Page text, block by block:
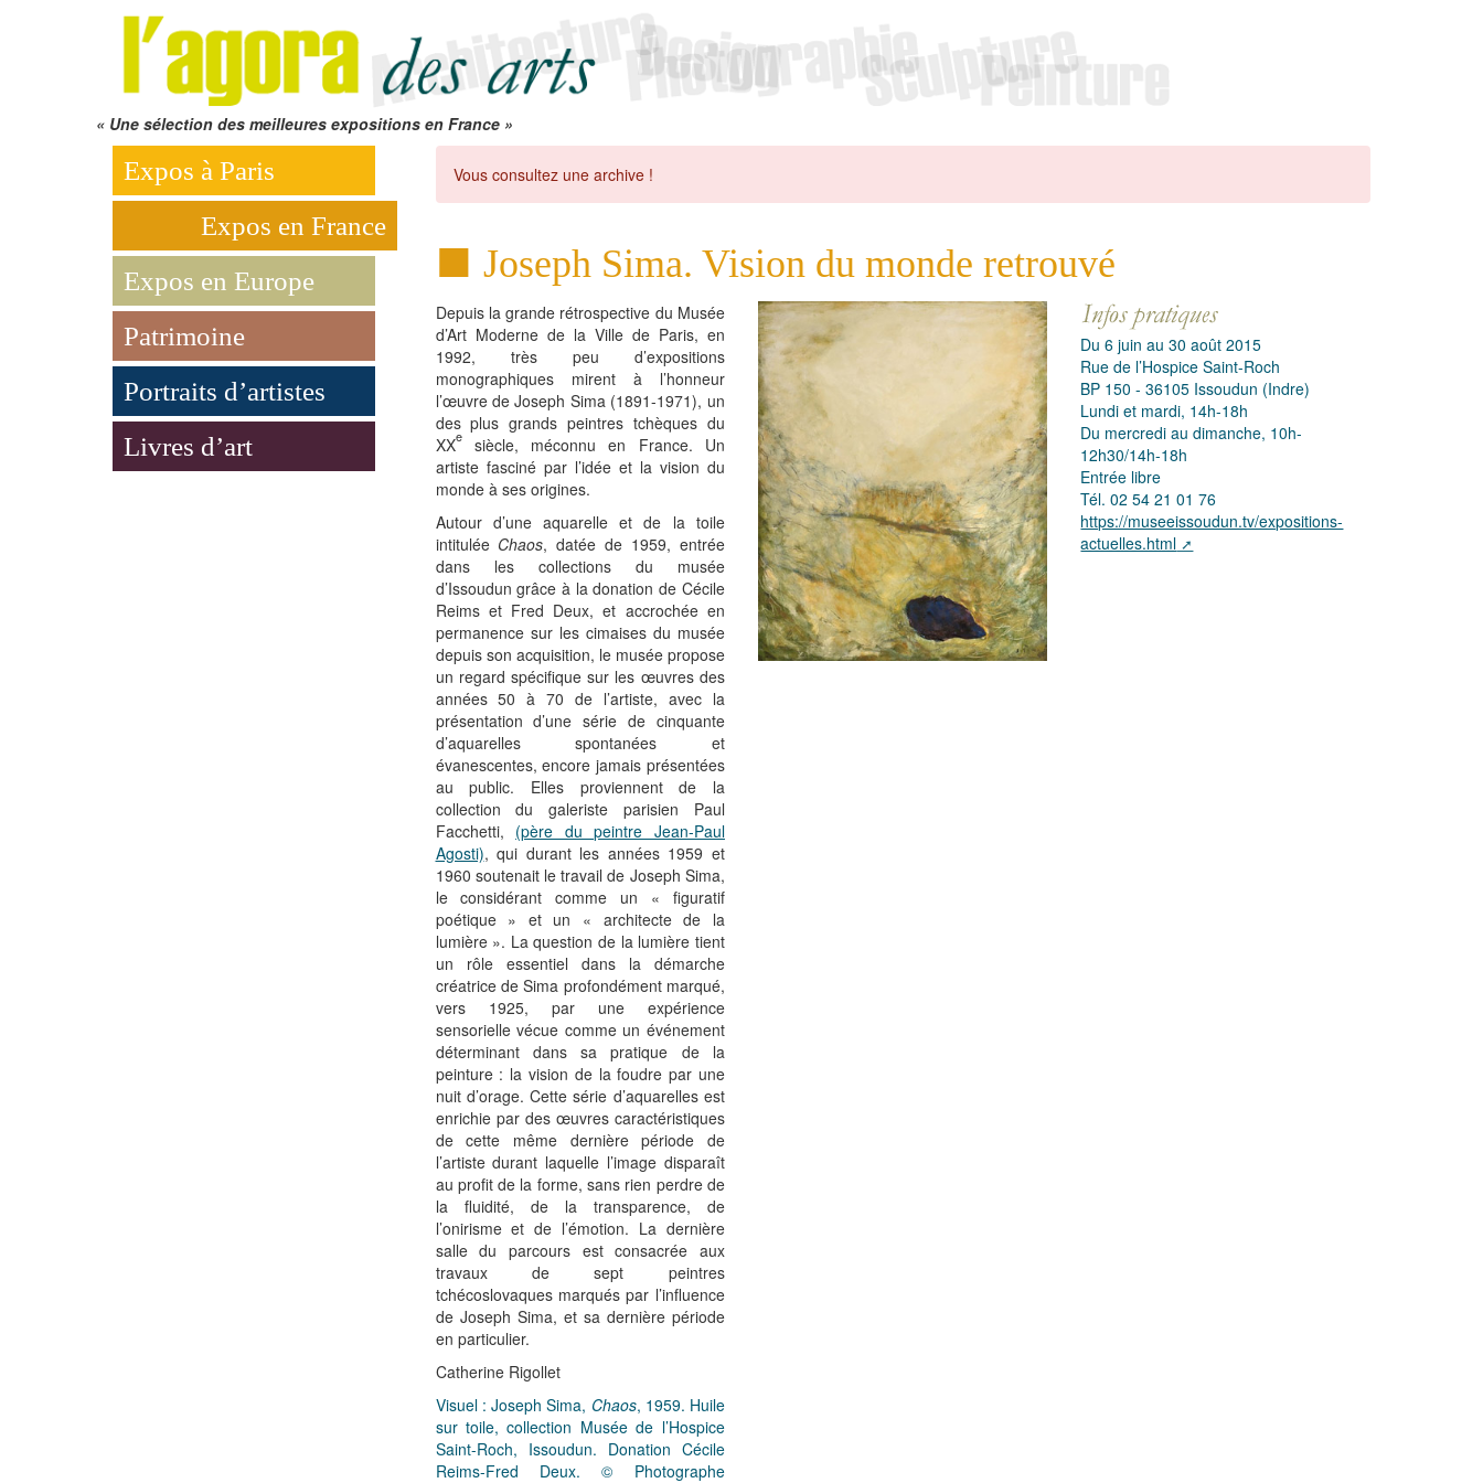
« Une sélection des meilleures expositions en France »
Expos à Paris
Expos en France
Expos en Europe
Patrimoine
Portraits d’artistes
Livres d’art
Vous consultez une archive !
Joseph Sima. Vision du monde retrouvé
Depuis la grande rétrospective du Musée
d’Art Moderne de la Ville de Paris, en
1992, très peu d’expositions
monographiques mirent à l’honneur
l’œuvre de Joseph Sima (1891-1971), un
des plus grands peintres tchèques du
XXesiècle, méconnu en France. Un
artiste fasciné par l’idée et la vision du
monde à ses origines.
Autour d’une aquarelle et de la toile
intitulée Chaos, datée de 1959, entrée
dans les collections du musée
d’Issoudun grâce à la donation de Cécile
Reims et Fred Deux, et accrochée en
permanence sur les cimaises du musée
depuis son acquisition, le musée propose
un regard spécifique sur les œuvres des
années 50 à 70 de l’artiste, avec la
présentation d’une série de cinquante
d’aquarelles spontanées et
évanescentes, encore jamais présentées
au public. Elles proviennent de la
collection du galeriste parisien Paul
Facchetti, (père du peintre Jean-Paul
Agosti), qui durant les années 1959 et
1960 soutenait le travail de Joseph Sima,
le considérant comme un « figuratif
poétique » et un « architecte de la
lumière ». La question de la lumière tient
un rôle essentiel dans la démarche
créatrice de Sima profondément marqué,
vers 1925, par une expérience
sensorielle vécue comme un événement
déterminant dans sa pratique de la
peinture : la vision de la foudre par une
nuit d’orage. Cette série d’aquarelles est
enrichie par des œuvres caractéristiques
de cette même dernière période de
l’artiste durant laquelle l’image disparaît
au profit de la forme, sans rien perdre de
la fluidité, de la transparence, de
l’onirisme et de l’émotion. La dernière
salle du parcours est consacrée aux
travaux de sept peintres
tchécoslovaques marqués par l’influence
de Joseph Sima, et sa dernière période
en particulier.
Catherine Rigollet
Visuel : Joseph Sima, Chaos, 1959. Huile
sur toile, collection Musée de l’Hospice
Saint-Roch, Issoudun. Donation Cécile
Reims-Fred Deux. © Photographe
Du 6 juin au 30 août 2015
Rue de l’Hospice Saint-Roch
BP 150 - 36105 Issoudun (Indre)
Lundi et mardi, 14h-18h
Du mercredi au dimanche, 10h-
12h30/14h-18h
Entrée libre
Tél. 02 54 21 01 76
https://museeissoudun.tv/expositions-
actuelles.html